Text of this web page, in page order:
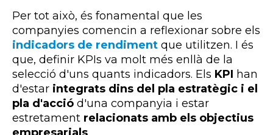
Per tot això, és fonamental que les
companyies comencin a reflexionar sobre els
indicadors de rendiment que utilitzen. I és
que, definir KPIs va molt més enllà de la
selecció d'uns quants indicadors. Els KPI han
d'estar integrats dins del pla estratègic i el
pla d'acció d'una companyia i estar
estretament relacionats amb els objectius